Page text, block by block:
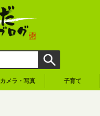
カメラ・写真 子育て